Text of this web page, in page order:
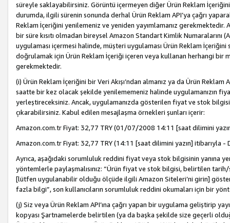
süreyle saklayabilirsiniz. Görüntü içermeyen diğer Ürün Reklam
durumda, ilgili sürenin sonunda derhal Ürün Reklam API’ya çağrı
Reklam İçeriğini yenilemeniz ve yeniden yayımlamanız gerekmektedir.
bir süre kısıtı olmadan bireysel Amazon Standart Kimlik Numaralarını
uygulaması içermesi halinde, müşteri uygulaması Ürün Reklam
doğrulamak için Ürün Reklam İçeriği içeren veya kullanan herhangi bir
gerekmektedir.
(i) Ürün Reklam İçeriğini bir Veri Akışı’ndan almanız ya da Ürün
saatte bir kez olacak şekilde yenilememeniz halinde uygulamanızın
yerleştireceksiniz. Ancak, uygulamanızda gösterilen fiyat ve stok
çıkarabilirsiniz. Kabul edilen mesajlaşma örnekleri şunları içerir:
Amazon.com.tr Fiyat: 32,77 TRY (01/07/2008 14:11 [saat dilimini
Amazon.com.tr Fiyat: 32,77 TRY (14:11 [saat dilimini yazın] itibarıyla -
Ayrıca, aşağıdaki sorumluluk reddini fiyat veya stok bilgisinin yanına
yöntemlerle paylaşmalısınız: “Ürün fiyat ve stok bilgisi, belirtilen
[lütfen uygulanabilir olduğu ölçüde ilgili Amazon Siteleri’ni girin]
fazla bilgi”, son kullanıcıların sorumluluk reddini okumaları için bir
(j) Siz veya Ürün Reklam API’ına çağrı yapan bir uygulama geliştirip
kopyası Şartnamelerde belirtilen (ya da başka şekilde size geçerli